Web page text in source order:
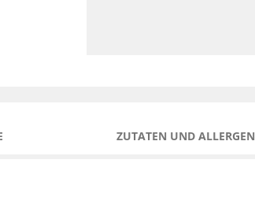
ZUTATEN UND